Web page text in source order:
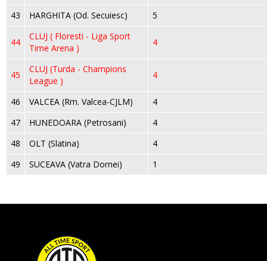
43
HARGHITA (Od. Secuiesc) 5
44
CLUJ ( Floresti - Liga Sport
Time Arena )
4
45
CLUJ (Turda - Champions
League )
4
46 VALCEA (Rm. Valcea-CJLM)
4
47
HUNEDOARA (Petrosani)
4
48
OLT (Slatina)
4
49
SUCEAVA (Vatra Dornei) 1